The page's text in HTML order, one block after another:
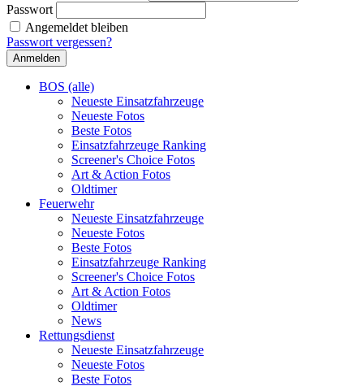
Passwort
Angemeldet bleiben
Passwort vergessen?
BOS (alle)
Neueste Einsatzfahrzeuge
Neueste Fotos
Beste Fotos
Einsatzfahrzeuge Ranking
Screener's Choice Fotos
Art & Action Fotos
Oldtimer
Feuerwehr
Neueste Einsatzfahrzeuge
Neueste Fotos
Beste Fotos
Einsatzfahrzeuge Ranking
Screener's Choice Fotos
Art & Action Fotos
Oldtimer
News
Rettungsdienst
Neueste Einsatzfahrzeuge
Neueste Fotos
Beste Fotos